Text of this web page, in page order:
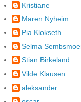
Kristiane
Maren Nyheim
Pia Klokseth
Selma
Stian Birkeland
Vilde Klausen
aleksander